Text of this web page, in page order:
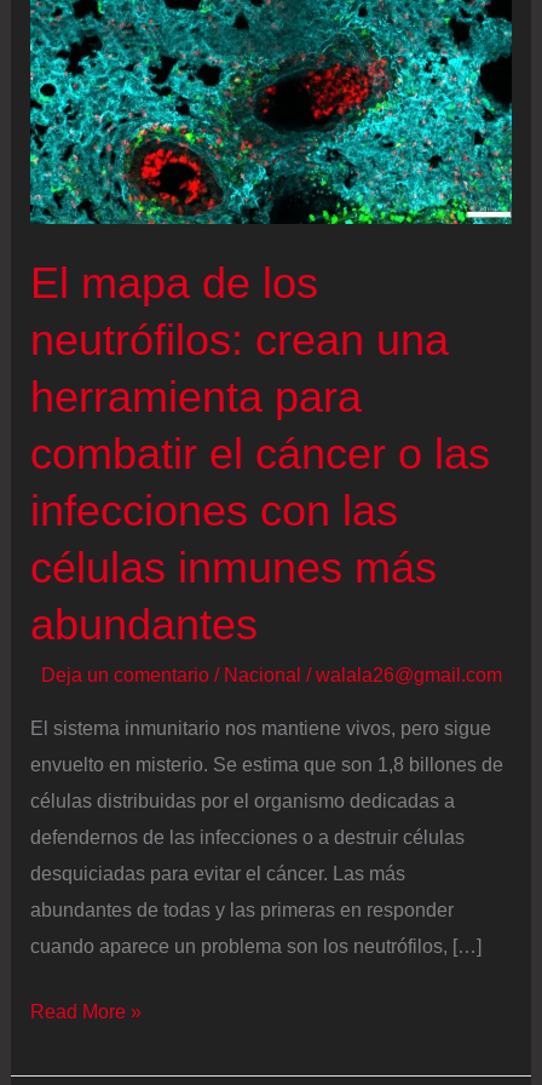
El mapa de los
neutrófilos: crean una
herramienta para
combatir el cáncer o las
infecciones con las
células inmunes más
abundantes
Deja un comentario / Nacional /walala26@gmail.com
El sistema inmunitario nos mantiene vivos, pero sigue
envuelto en misterio. Se estima que son 1,8 billones de
células distribuidas por el organismo dedicadas a
defendernos de las infecciones o a destruir células
desquiciadas para evitar el cáncer. Las más
abundantes de todas y las primeras en responder
cuando aparece un problema son los neutrófilos, […]
El
Read More »